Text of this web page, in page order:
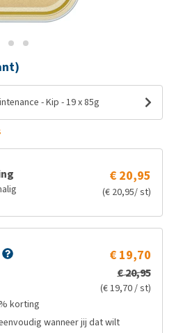
- Kip - 19 x 85g
€ 20,95
(€ 20,95/ st)
€ 19,70
€ 20,95
(€ 19,70 / st)
korting
wanneer jij dat wilt